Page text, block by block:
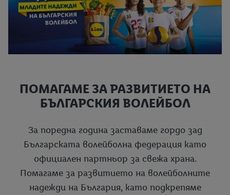
ПОМАГАМЕ ЗА РАЗВИТИЕТО НА
БЪЛГАРСКИЯ ВОЛЕЙБОЛ
За поредна година заставаме гордо зад
Българската волейболна федерация като
официален партньор за свежа храна.
Помагаме за развитието на волейболните
надежди на България, като подкрепяме